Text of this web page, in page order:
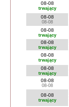
08-08
trwający
08-08
08-08
08-08
trwający
08-08
trwający
08-08
trwający
08-08
trwający
08-08
08-08
08-08
trwający